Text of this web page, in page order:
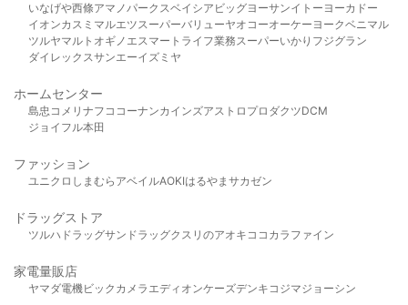
いなげや西條アマノパークスベイシア ビッグヨーサンイトーヨーカドー
イオンカスミ マルエツスーパーバリューヤオコーオーケー ヨークベニマル
ツルヤマルト オギノ エスマート ライフ業務スーパーいかり フジグラン
ダイレックスサンエーイズミヤ
ホームセンター
島忠 コメリ ナフコ コーナンカインズアストロプロダクツDCM
ジョイフル本田
ファッション
ユニクロ しまむら アベイルAOKIはるやま サカゼン
ドラッグストア
ツルハドラッグサンドラッグクスリのアオキ ココカラファイン
家電量販店
ヤマダ電機ビックカメラ エディオンケーズデンキ コジマジョーシン